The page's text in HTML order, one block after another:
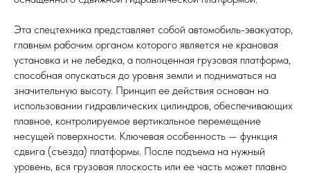
Эта спецтехника представляет собой автомобиль-эвакуатор,
главным рабочим органом которого является не крановая
установка и не лебедка, а полноценная грузовая платформа,
способная опускаться до уровня земли и подниматься на
значительную высоту. Принцип ее действия основан на
использовании гидравлических цилиндров, обеспечивающих
плавное, контролируемое вертикальное перемещение
несущей поверхности. Ключевая особенность — функция
сдвига (съезда) платформы. После подъема на нужный
уровень, вся грузовая плоскость или ее часть может плавно